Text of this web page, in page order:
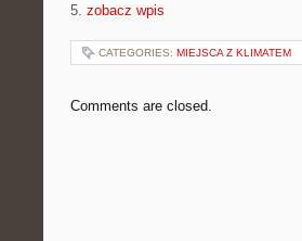
5. zobacz wpis
CATEGORIES: MIEJSCA Z KLIMATEM
Comments are closed.